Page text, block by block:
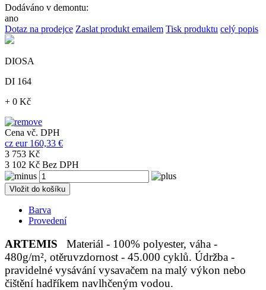
Dodáváno v demontu:
ano
Dotaz na prodejce Zaslat produkt emailem Tisk produktu celý popis
DIOSA
DI 164
+ 0 Kč
Cena vč. DPH
cz eur 160,33 €
3 753 Kč
3 102 Kč Bez DPH
Vložit do košíku
Barva
Provedení
ARTEMIS
Materiál - 100% polyester, váha -
480g/m², otěruvzdornost - 45.000 cyklů. Údržba -
pravidelné vysávání vysavačem na malý výkon nebo
čištění hadříkem navlhčeným vodou.